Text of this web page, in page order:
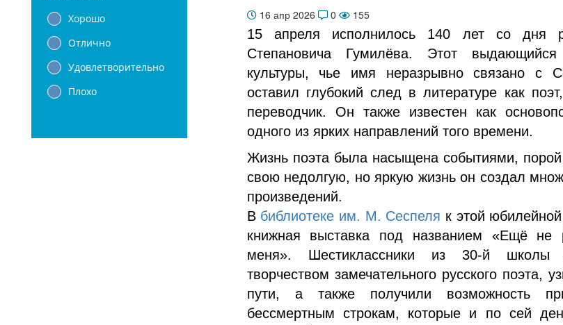
Хорошо
Отлично
Удовлетворительно
Плохо
16 апр 2026 0 155
15 апреля исполнилось 140 лет со дня
Степановича Гумилёва. Этот выдающийся
культуры, чье имя неразрывно связано с
оставил глубокий след в литературе как
переводчик. Он также известен как
одного из ярких направлений того времени.
Жизнь поэта была насыщена событиями,
свою недолгую, но яркую жизнь он создал
произведений.
В библиотеке им. М. Сеспеля к этой
книжная выставка под названием «Ещё не
меня». Шестиклассники из 30-й школы
творчеством замечательного русского поэта,
пути, а также получили возможность
бессмертным строкам, которые и по сей